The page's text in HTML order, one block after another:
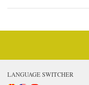
LANGUAGE SWITCHER